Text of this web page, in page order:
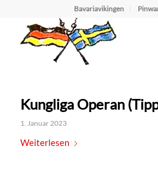
Bavariavikingen
Kungliga Operan
1. Januar 2023
Weiterlesen